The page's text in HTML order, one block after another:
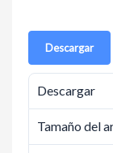
Descargar
Descargar
Tamaño del